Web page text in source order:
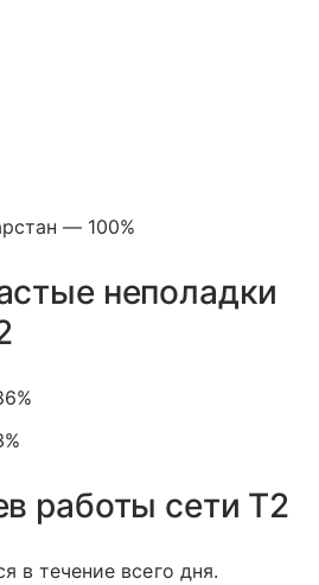
— 100%
неполадки
работы сети T2
в течение всего дня.